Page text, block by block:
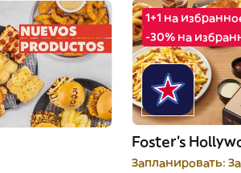
1+1 на
-30% на
Foster's
Запланировать: